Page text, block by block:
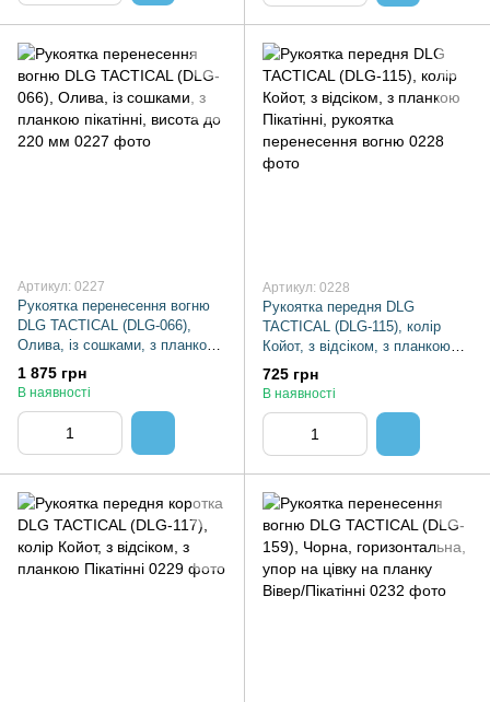
Артикул: 0227
Рукоятка перенесення вогню
DLG TACTICAL (DLG-066),
Олива, із сошками, з планкою
пікатінні, висота до 220 мм
1 875 грн
В наявності
Артикул: 0228
Рукоятка передня DLG
TACTICAL (DLG-115), колір
Койот, з відсіком, з планкою
Пікатінні, рукоятка
перенесення вогню
725 грн
В наявності